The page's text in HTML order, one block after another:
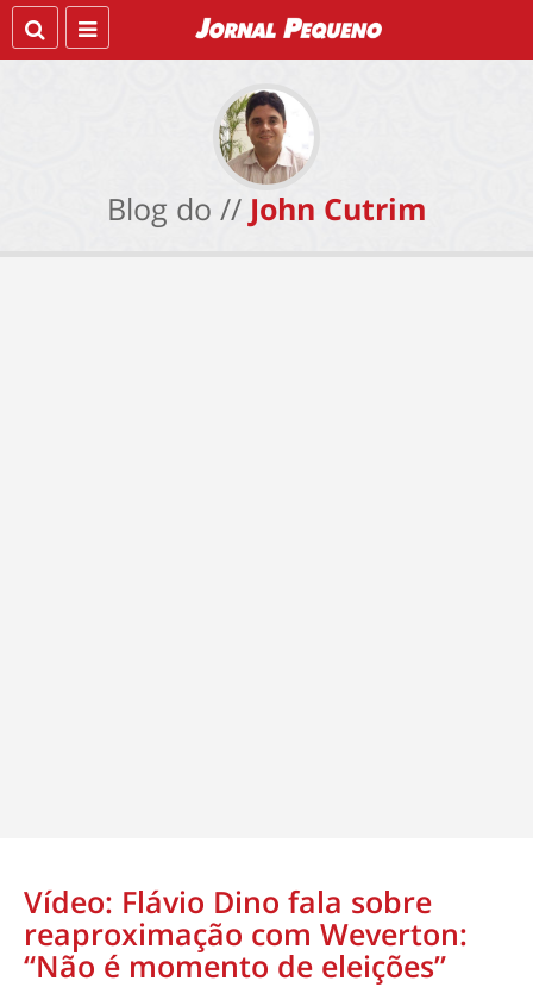
Blog do // John Cutrim
Vídeo: Flávio Dino fala sobre
reaproximação com Weverton:
“Não é momento de eleições”